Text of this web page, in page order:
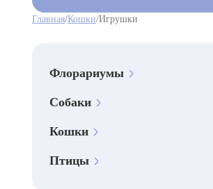
Главная/Кошки/Игрушки
Флорариумы
Собаки
Кошки
Птицы